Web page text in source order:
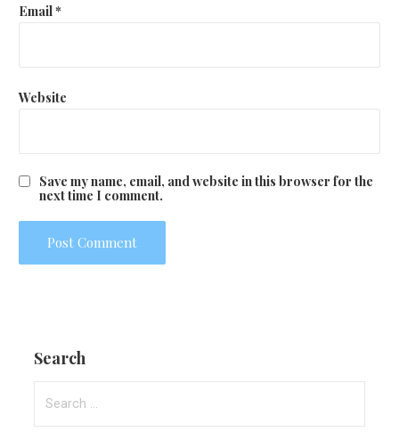
Email*
Website
Save my name, email, and website in this browser for the
next time I comment.
Search
for: